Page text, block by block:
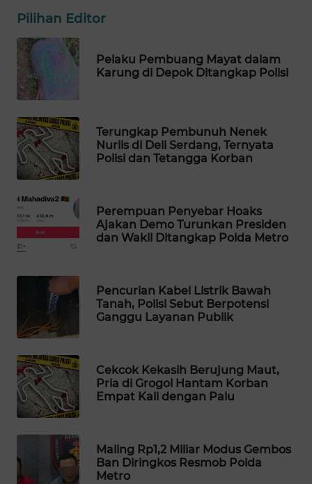
Pilihan Editor
Pelaku Pembuang Mayat dalam
Karung di Depok Ditangkap Polisi
Terungkap Pembunuh Nenek
Nurlis di Deli Serdang, Ternyata
Polisi dan Tetangga Korban
Perempuan Penyebar Hoaks
Ajakan Demo Turunkan Presiden
dan Wakil Ditangkap Polda Metro
Pencurian Kabel Listrik Bawah
Tanah, Polisi Sebut Berpotensi
Ganggu Layanan Publik
Cekcok Kekasih Berujung Maut,
Pria di Grogol Hantam Korban
Empat Kali dengan Palu
Maling Rp1,2 Miliar Modus Gembos
Ban Diringkos Resmob Polda
Metro
Wahana
Media
Group
WAHANA
NEWS
WAHANA
TANI
ADVOKAT
WAHANA
INFRASTRUKTUR
WAHANA
KONSUMEN
WAHANA
LISTRIK
WAHANA
TRAVEL
WAHANA